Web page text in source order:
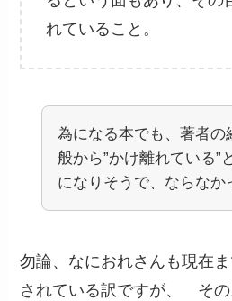
れていること。
為になる本でも、著者の
般から”かけ離れている”
になりそうで、ならな
勿論、なにおれさんも現在
されている訳ですが、 その